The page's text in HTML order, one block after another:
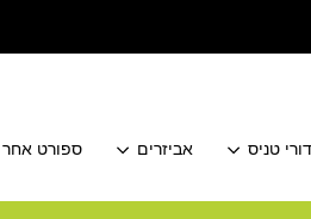
טניס אביזרים ספורט אחר